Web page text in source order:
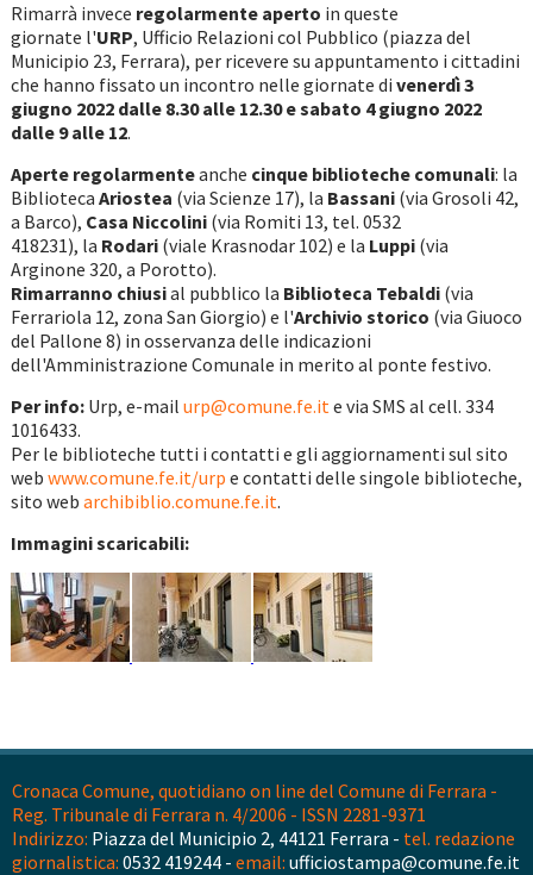
Rimarrà invece regolarmente aperto in queste
giornate l'URP, Ufficio Relazioni col Pubblico (piazza del
Municipio 23, Ferrara), per ricevere su appuntamento i cittadini
che hanno fissato un incontro nelle giornate di venerdì 3
giugno 2022 dalle 8.30 alle 12.30 e sabato 4 giugno 2022
dalle 9 alle 12.
Aperte regolarmenteanche cinque biblioteche comunali: la
Biblioteca Ariostea (via Scienze 17), la Bassani(via Grosoli 42,
a Barco), Casa Niccolini (via Romiti 13, tel. 0532
418231), la Rodari(viale Krasnodar 102) e la Luppi(via
Arginone 320, a Porotto).
Rimarranno chiusial pubblico la Biblioteca Tebaldi (via
Ferrariola 12, zona San Giorgio) e l'Archivio storico (via Giuoco
del Pallone 8) in osservanza delle indicazioni
dell'Amministrazione Comunale in merito al ponte festivo.
Per info:Urp, e-mail urp@comune.fe.ite via SMS al cell. 334
1016433.
Per le biblioteche tutti i contatti e gli aggiornamenti sul sito
web www.comune.fe.it/urp e contatti delle singole biblioteche,
sito web archibiblio.comune.fe.it.
Immagini scaricabili:
Cronaca Comune, quotidiano on line del Comune di Ferrara -
Reg. Tribunale di Ferrara n. 4/2006 - ISSN 2281-9371
Indirizzo: Piazza del Municipio 2, 44121 Ferrara - tel. redazione
giornalistica: 0532 419244 - email: ufficiostampa@comune.fe.it